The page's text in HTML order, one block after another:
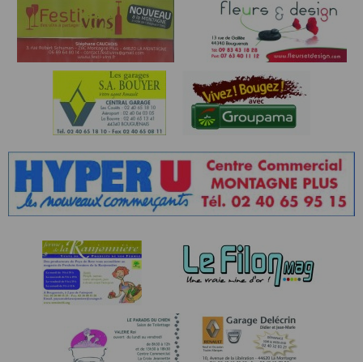
sa participation. Conformément à la loi informatique et
liberté, chaque participant dispose d'un droit d'accès
aux données le concernant.
Article 11 - Récompenses
1 lot pour tous ! Lot identique aux 700 premiers
arrivés de la course 1 et aux 300 premiers de la
course 2 et aux 100 premiers de la MN.
Classement scratch : Une récompense particulière aux
5 premiers hommes et femmes du 10 km et aux 10
premiers hommes et femmes du 20 km.
Classement par catégorie : lot à la première et au
premier de chaque catégorie (non cumulable avec le
classement scratch).
Classement par club : un lot au club le plus
Chaque athlète absent lors de la remise des
récompenses renonce de fait à son lot.
Le 20 km compte pour le CHALLENGE NATURE
LOIRE-ATLANTIQUE.